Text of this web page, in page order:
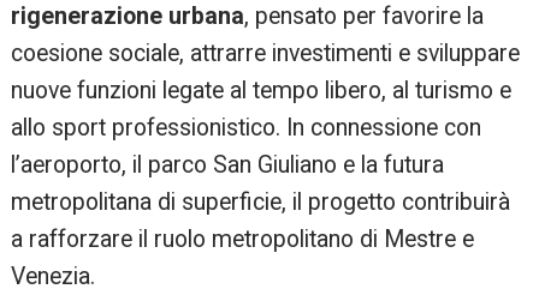
rigenerazione urbana, pensato per favorire la
coesione sociale, attrarre investimenti e sviluppare
nuove funzioni legate al tempo libero, al turismo e
allo sport professionistico. In connessione con
l’aeroporto, il parco San Giuliano e la futura
metropolitana di superficie, il progetto contribuirà
a rafforzare il ruolo metropolitano di Mestre e
Venezia.